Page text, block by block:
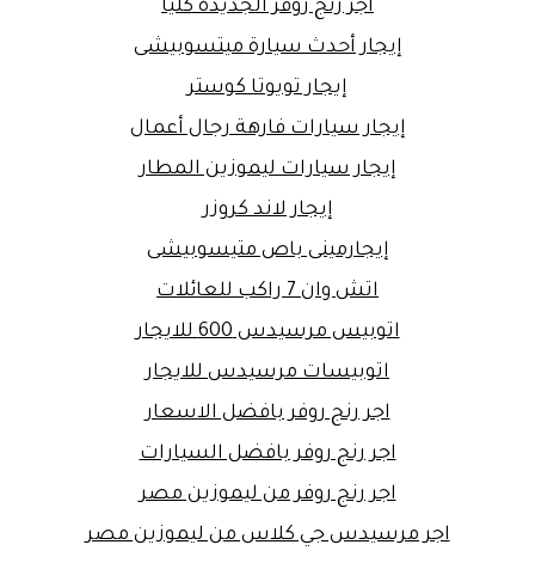
أجر رنج روفر الجديدة كليا
إيجار أحدث سيارة ميتسوبيشى
إيجار تويوتا كوستر
إيجار سيارات فارهة رجال أعمال
إيجار سيارات ليموزين المطار
إيجار لاند كروزر
إيجارمينى باص متيسوبيشى
اتش وان 7 راكب للعائلات
اتوبيس مرسيدس 600 للايجار
اتوبيسات مرسيدس للايجار
اجر رنج روفر بافضل الاسعار
اجر رنج روفر بافضل السيارات
اجر رنج روفر من ليموزين مصر
اجر مرسيدس جي كلاس من ليموزين مصر